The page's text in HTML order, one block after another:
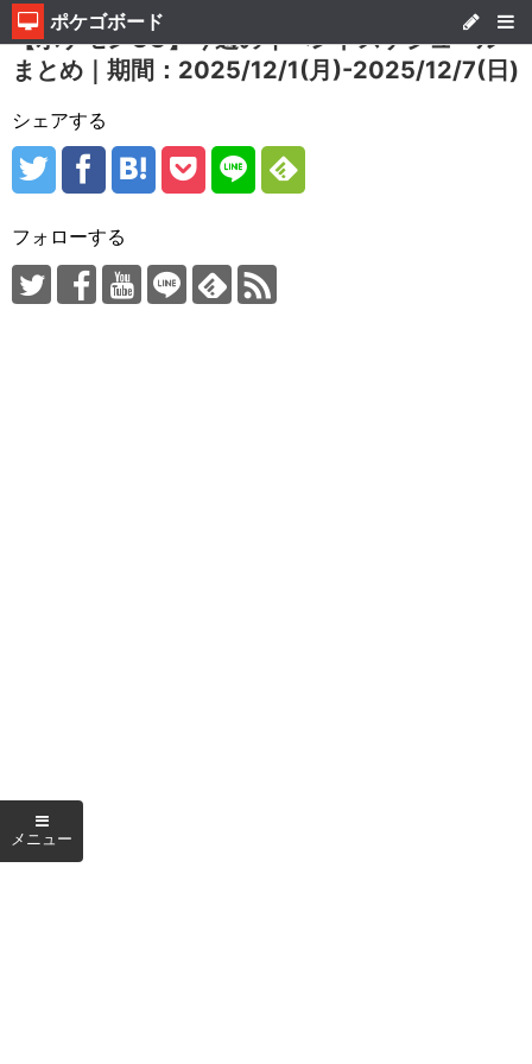
ポケゴボード
【ポケモンGO】今週のイベントスケジュール
まとめ｜期間：2025/12/1(月)-2025/12/7(日)
シェアする
フォローする